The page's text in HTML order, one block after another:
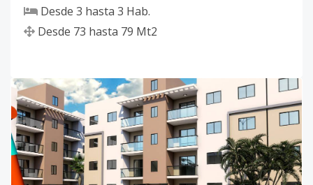
Desde 3 hasta 3 Hab.
Desde 73 hasta 79 Mt2